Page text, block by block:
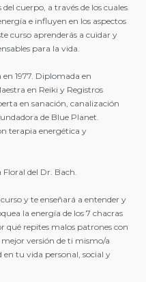
cuerpo, a través de los cuales
e influyen en los aspectos
curso aprenderás a cuidar y
para la vida.
1977. Diplomada en
en Reiki y Registros
en sanación, canalización
de Blue Planet.
terapia energética y
del Dr. Bach.
y te enseñará a entender y
la energía de los 7 chacras
qué repites malos patrones con
versión de ti mismo/a
tu vida personal, social y